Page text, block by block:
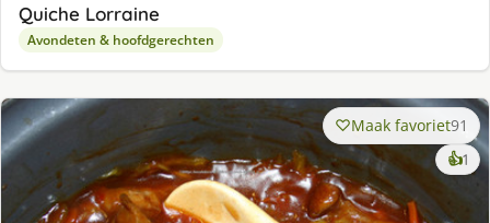
Quiche Lorraine
Avondeten & hoofdgerechten
Maak favoriet91
👍1